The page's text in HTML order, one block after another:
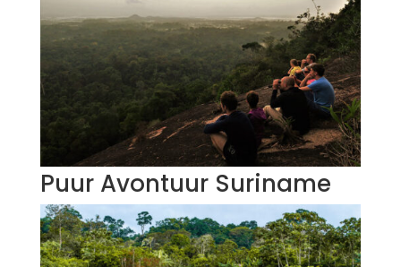
Puur Avontuur Suriname